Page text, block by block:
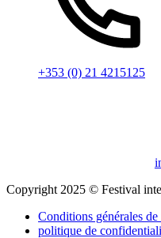
+353 (0) 21 4215125
Copyright 2025 © Festival
Conditions générales
politique de